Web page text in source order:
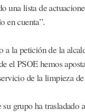
una lista de
en cuenta”.
a la petición de la
el PSOE hemos
de la limpieza
grupo ha